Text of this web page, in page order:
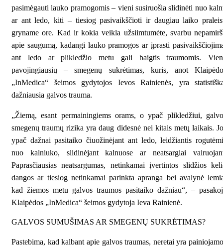
pasimėgauti lauko pramogomis – vieni susiruošia slidinėti nuo
ar ant ledo, kiti – tiesiog pasivaikščioti ir daugiau laiko
gryname ore. Kad ir kokia veikla užsiimtumėte, svarbu
apie saugumą, kadangi lauko pramogos ar įprasti
ant ledo ar plikledžio metu gali baigtis traumomis.
pavojingiausių – smegenų sukrėtimas, kuris, anot
„InMedica“ šeimos gydytojos Ievos Rainienės, yra
dažniausia galvos trauma.
„Žiemą, esant permainingiems orams, o ypač plikledžiui,
smegenų traumų rizika yra daug didesnė nei kitais metų laikais.
ypač dažnai pasitaiko čiuožinėjant ant ledo, leidžiantis
nuo kalniuko, slidinėjant kalnuose ar neatsargiai
Paprasčiausias neatsargumas, netinkamai įvertintos slidžios
dangos ar tiesiog netinkamai parinkta apranga bei avalynė
kad žiemos metu galvos traumos pasitaiko dažniau“, –
Klaipėdos „InMedica“ šeimos gydytoja Ieva Rainienė.
GALVOS SUMUŠIMAS AR SMEGENŲ SUKRĖTIMAS?
Pastebima, kad kalbant apie galvos traumas, neretai yra